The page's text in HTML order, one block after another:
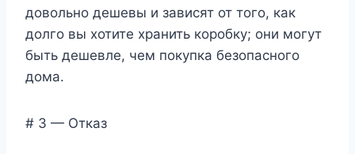
довольно дешевы и зависят от того, как
долго вы хотите хранить коробку; они могут
быть дешевле, чем покупка безопасного
дома.
# 3 — Отказ